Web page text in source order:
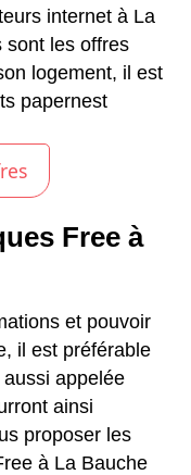
internet à La
sont les offres
logement, il est
papernest
Free à
et pouvoir
il est préférable
appelée
ainsi
proposer les
à La Bauche